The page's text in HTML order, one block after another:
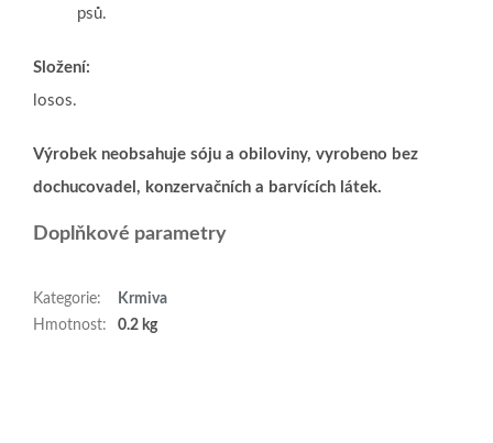
psů.
Složení:
losos.
Výrobek neobsahuje sóju a obiloviny, vyrobeno bez
dochucovadel, konzervačních a barvících látek.
Doplňkové parametry
Kategorie:
Krmiva
Hmotnost: 0.2 kg